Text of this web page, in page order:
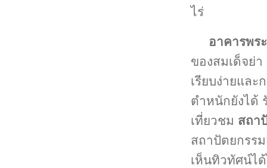
ไร่
อาคารพร
ของสมเด็จย่
เรียบง่ายแล
ตำหนักยังได้
เที่ยวชม สถา
สถาปัตยกรร
เห็นทิวทัศน์ไ